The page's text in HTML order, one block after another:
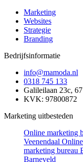
Marketing
Websites
Strategie
Branding
Bedrijfsinformatie
info@mamoda.nl
0318 745 133
Galileilaan 23c,
KVK: 97800872
Marketing uitbesteden
Online marketing
Veenendaal
marketing bureau
Barneveld